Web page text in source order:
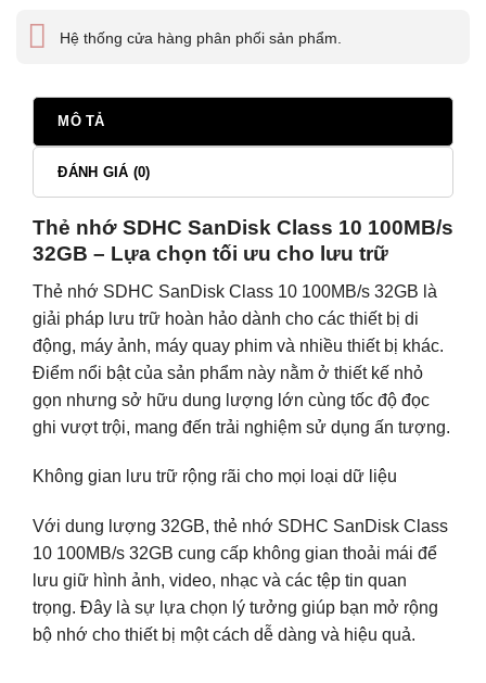
Hệ thống cửa hàng phân phối sản phẩm.
MÔ TẢ
ĐÁNH GIÁ (0)
Thẻ nhớ SDHC SanDisk Class 10 100MB/s
32GB – Lựa chọn tối ưu cho lưu trữ
Thẻ nhớ SDHC SanDisk Class 10 100MB/s 32GB là
giải pháp lưu trữ hoàn hảo dành cho các thiết bị di
động, máy ảnh, máy quay phim và nhiều thiết bị khác.
Điểm nổi bật của sản phẩm này nằm ở thiết kế nhỏ
gọn nhưng sở hữu dung lượng lớn cùng tốc độ đọc
ghi vượt trội, mang đến trải nghiệm sử dụng ấn tượng.
Không gian lưu trữ rộng rãi cho mọi loại dữ liệu
Với dung lượng 32GB, thẻ nhớ SDHC SanDisk Class
10 100MB/s 32GB cung cấp không gian thoải mái để
lưu giữ hình ảnh, video, nhạc và các tệp tin quan
trọng. Đây là sự lựa chọn lý tưởng giúp bạn mở rộng
bộ nhớ cho thiết bị một cách dễ dàng và hiệu quả.